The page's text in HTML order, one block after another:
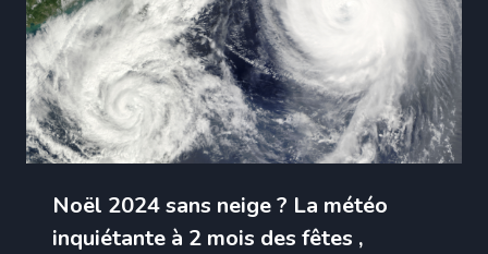
Noël 2024 sans neige ? La météo
inquiétante à 2 mois des fêtes ,